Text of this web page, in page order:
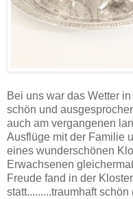
Bei uns war das Wetter
schön und
auch am vergangenen
Ausflüge mit der Familie
eines wunderschönen
Erwachsenen
Freude fand in der
statt.........traumhaft